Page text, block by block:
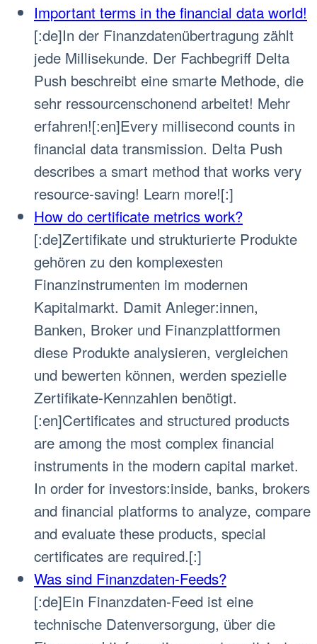
Important terms in the financial data world!
[:de]In der Finanzdatenübertragung zählt
jede Millisekunde. Der Fachbegriff Delta
Push beschreibt eine smarte Methode, die
sehr ressourcenschonend arbeitet! Mehr
erfahren![:en]Every millisecond counts in
financial data transmission. Delta Push
describes a smart method that works very
resource-saving! Learn more![:]
How do certificate metrics work?
[:de]Zertifikate und strukturierte Produkte
gehören zu den komplexesten
Finanzinstrumenten im modernen
Kapitalmarkt. Damit Anleger:innen,
Banken, Broker und Finanzplattformen
diese Produkte analysieren, vergleichen
und bewerten können, werden spezielle
Zertifikate-Kennzahlen benötigt.
[:en]Certificates and structured products
are among the most complex financial
instruments in the modern capital market.
In order for investors:inside, banks, brokers
and financial platforms to analyze, compare
and evaluate these products, special
certificates are required.[:]
Was sind Finanzdaten-Feeds?
[:de]Ein Finanzdaten-Feed ist eine
technische Datenversorgung, über die